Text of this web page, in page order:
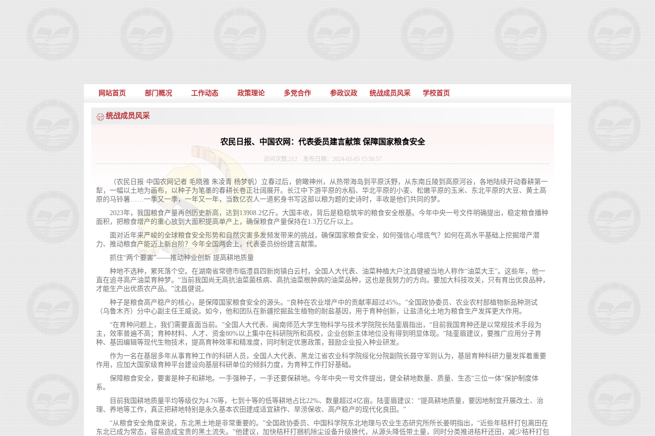
网站首页 部门概况 工作动态 政策理论 多党合作 参政议政 统战成员风采 学校首页
统战成员风采
农民日报、中国农网：代表委员建言献策 保障国家粮食安全
访问次数:212 发布日期：2024-03-05 15:50:57
（农民日报·中国农网记者 毛晓雅 朱凌青 杨梦帆）立春过后，俯瞰神州，从热带海岛到平原沃野，从东南丘陵到高原河谷，各地陆续开动春耕第一
犁，一幅以土地为画布，以种子为笔墨的春耕长卷正壮阔展开。长江中下游平原的水稻、华北平原的小麦、松嫩平原的玉米、东北平原的大豆、黄土高
原的马铃薯……一季又一季，一年又一年，当数亿农人一道躬身书写这部以粮为题的史诗时，丰收是他们共同的梦。
2023年，我国粮食产量再创历史新高，达到13908.2亿斤。大国丰收，背后是稳稳筑牢的粮食安全根基。今年中央一号文件明确提出，稳定粮食播种
面积，把粮食增产的重心放到大面积提高单产上，确保粮食产量保持在1.3万亿斤以上。
面对近年来严峻的全球粮食安全形势和自然灾害多发频发带来的挑战，确保国家粮食安全，如何强信心增底气？如何在高水平基础上挖掘增产潜
力、推动粮食产能迈上新台阶？今年全国两会上，代表委员纷纷建言献策。
抓住“两个要害”——推动种业创新 提高耕地质量
种地不选种，累死落个空。在湖南省常德市临澧县四新岗镇白云村，全国人大代表、油菜种植大户沈昌健被当地人称作“油菜大王”。这些年，他一
直在追寻高产油菜育种梦。“当前我国尚无高抗油菜菌核病、高抗油菜根肿病的油菜品种，这也是我努力的方向。要加大科技攻关，只有育出优良品种，
才能生产出优质农产品。”沈昌健说。
种子是粮食高产稳产的核心，是保障国家粮食安全的源头。“良种在农业增产中的贡献率超过45%。”全国政协委员、农业农村部植物新品种测试
（乌鲁木齐）分中心副主任王威说。如今，他和团队在新疆挖掘盐生植物的耐盐基因，用于育种创新，让盐渍化土地为粮食生产发挥更大作用。
“在育种问题上，我们需要直面当前。”全国人大代表、闽南师范大学生物科学与技术学院院长陆銮眉指出，“目前我国育种还是以常规技术手段为
主，效率普遍不高；育种材料、人才、资金80%以上集中在科研院所和高校，企业创新主体地位没有得到明显体现。”陆銮眉建议，要推广应用分子育
种、基因编辑等现代生物技术，提高育种效率和精准度，同时制定优惠政策，鼓励企业投入种业研发。
作为一名在基层多年从事育种工作的科研人员，全国人大代表、黑龙江省农业科学院绥化分院副院长聂守军则认为，基层育种科研力量发挥着重要
作用，应加大国家级育种平台建设向基层科研单位的倾斜力度，为育种工作打好基础。
保障粮食安全，要害是种子和耕地。一手强种子，一手还要保耕地。今年中央一号文件提出，健全耕地数量、质量、生态“三位一体”保护制度体
系。
目前我国耕地质量平均等级仅为4.76等，七到十等的低等耕地占比22%、数量超过4亿亩。陆銮眉建议：“提高耕地质量，要因地制宜开展改土、治
理、养地等工作，真正把耕地特别是永久基本农田建成适宜耕作、旱涝保收、高产稳产的现代化良田。”
“从粮食安全角度来说，东北黑土地是非常重要的。”全国政协委员、中国科学院东北地理与农业生态研究所所长姜明指出，“近些年秸秆打包离田在
东北已成为常态，容易造成宝贵的黑土流失。”他建议，加快秸秆打捆机除尘设备升级换代，从源头降低带土量，同时分类推进秸秆还田，减少秸秆打包